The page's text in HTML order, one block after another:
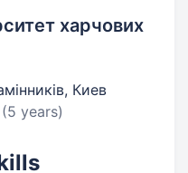
харчових
Киев
(5 years)